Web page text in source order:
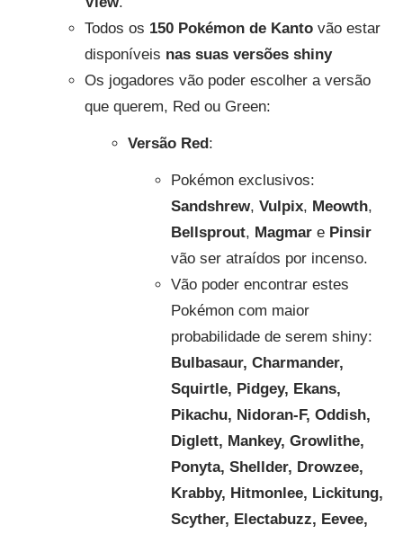
Todos os 150 Pokémon de Kantovão estar
disponíveis nas suas versões shiny
Os jogadores vão poder escolher a versão
que querem, Red ou Green:
Versão Red:
Pokémon exclusivos:
Sandshrew, Vulpix, Meowth,
Bellsprout, Magmar e Pinsir
vão ser atraídos por incenso.
Vão poder encontrar estes
Pokémon com maior
probabilidade de serem shiny:
Bulbasaur, Charmander,
Squirtle, Pidgey, Ekans,
Pikachu, Nidoran-F, Oddish,
Diglett, Mankey, Growlithe,
Ponyta, Shellder, Drowzee,
Krabby, Hitmonlee, Lickitung,
Scyther, Electabuzz, Eevee,